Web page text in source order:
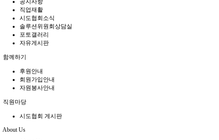
공지사항
직업재활
시도협회소식
솔루션위원회상담실
포토갤러리
자유게시판
함께하기
후원안내
회원가입안내
자원봉사안내
직원마당
시도협회 게시판
About Us